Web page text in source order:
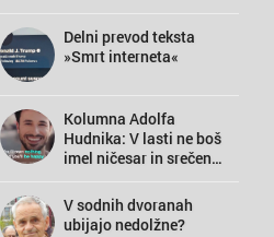
Delni prevod teksta
»Smrt interneta«
Kolumna Adolfa
Hudnika: V lasti ne boš
imel ničesar in srečen
V sodnih dvoranah
ubijajo nedolžne?